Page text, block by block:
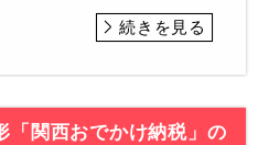
続きを見る
「関西おでかけ納税」の